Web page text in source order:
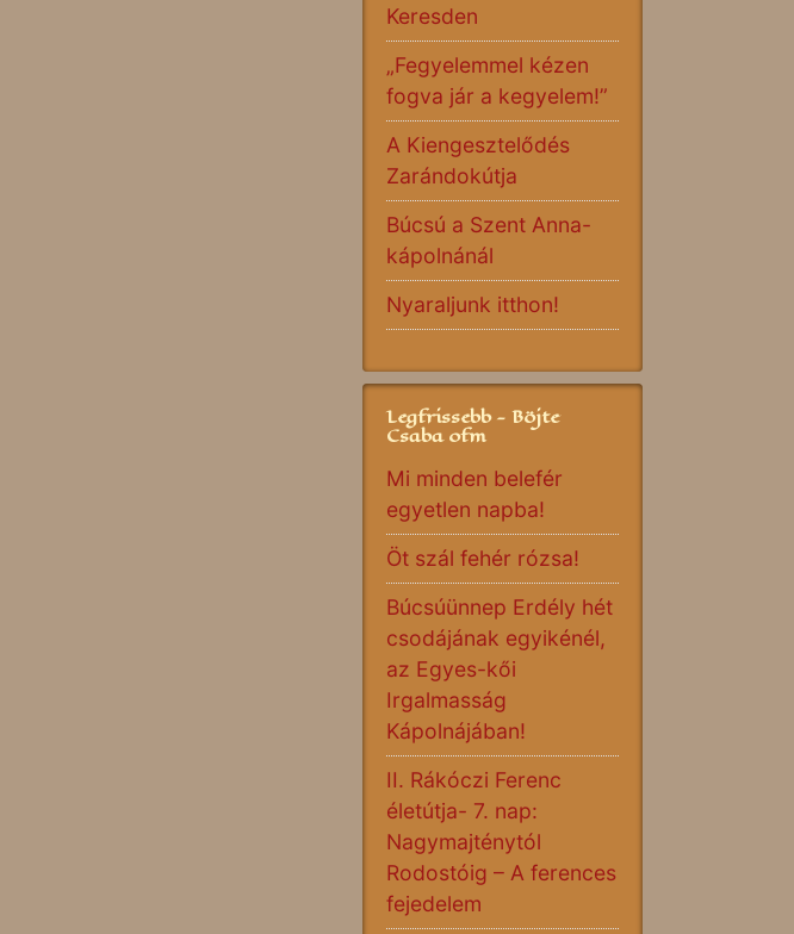
Keresden
„Fegyelemmel kézen
fogva jár a kegyelem!”
A Kiengesztelődés
Zarándokútja
Búcsú a Szent Anna-
kápolnánál
Nyaraljunk itthon!
Legfrissebb - Böjte
Csaba ofm
Mi minden belefér
egyetlen napba!
Öt szál fehér rózsa!
Búcsúünnep Erdély hét
csodájának egyikénél,
az Egyes-kői
Irgalmasság
Kápolnájában!
II. Rákóczi Ferenc
életútja- 7. nap:
Nagymajténytól
Rodostóig – A ferences
fejedelem